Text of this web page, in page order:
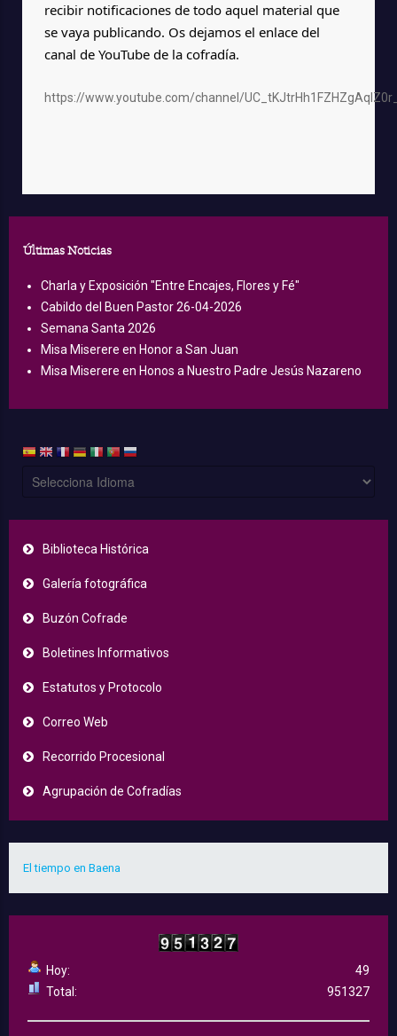
recibir notificaciones de todo aquel material que
se vaya publicando. Os dejamos el enlace del
canal de YouTube de la cofradía.
https://www.youtube.com/channel/
Últimas Noticias
Charla y Exposición "Entre Encajes, Flores y Fé"
Cabildo del Buen Pastor 26-04-2026
Semana Santa 2026
Misa Miserere en Honor a San Juan
Misa Miserere en Honos a Nuestro Padre Jesús Nazareno
Biblioteca Histórica
Galería fotográfica
Buzón Cofrade
Boletines Informativos
Estatutos y Protocolo
Correo Web
Recorrido Procesional
Agrupación de Cofradías
El tiempo en Baena
Hoy:
Total:
49
951327